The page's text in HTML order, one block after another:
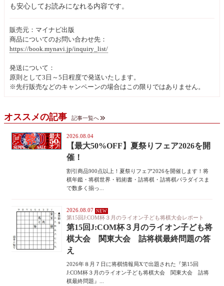
も安心してお読みになれる内容です。
販売元：マイナビ出版
商品についてのお問い合わせ先：
https://book.mynavi.jp/inquiry_list/
発送について：
原則として3日～5日程度で発送いたします。
※先行販売などのキャンペーンの場合はこの限りではありません。
オススメの記事 記事一覧へ
2026.08.04
【最大50%OFF】夏祭りフェア2026を開
催！
割引商品900点以上！夏祭りフェア2026を開催します！将
棋年鑑・将棋世界・戦術書・詰将棋・詰将棋パラダイスま
で数多く揃っ...
2026.08.07
第15回J:COM杯３月のライオン子ども将棋大会レポート
第15回J:COM杯３月のライオン子ども将
棋大会 関東大会 詰将棋最終問題の答
え
2026年８月７日に将棋情報局Xで出題された『第15回
J:COM杯３月のライオン子ども将棋大会 関東大会 詰将
棋最終問題』...